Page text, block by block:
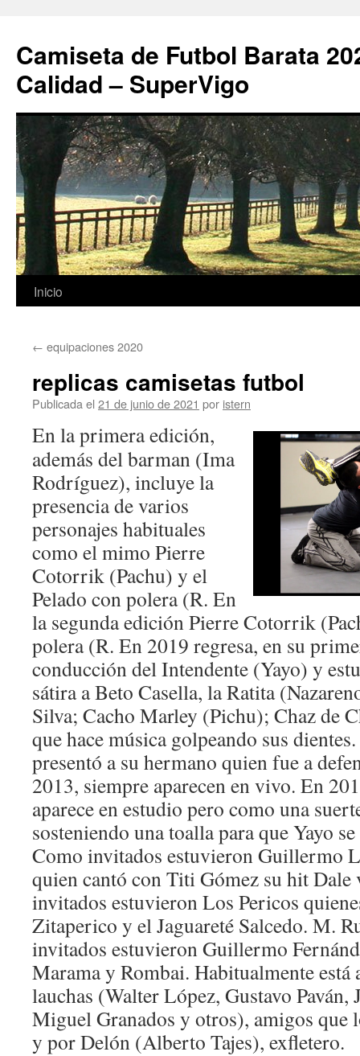
Camiseta de Futbol Barata
Calidad – SuperVigo
Saltar
contenido
Inicio
← equipaciones 2020
replicas camisetas futbol
Publicada el 21 de junio de 2021 por istern
En la primera edición,
además del barman (Ima
Rodríguez), incluye la
presencia de varios
personajes habituales
como el mimo Pierre
Cotorrik (Pachu) y el
Pelado con polera (R. En
la segunda edición Pierre Cotorrik
polera (R. En 2019 regresa, en su
conducción del Intendente (Yayo) y
sátira a Beto Casella, la Ratita
Silva; Cacho Marley (Pichu); Chaz de
que hace música golpeando sus
presentó a su hermano quien fue a
2013, siempre aparecen en vivo. En
aparece en estudio pero como una
sosteniendo una toalla para que Yayo
Como invitados estuvieron Guillermo
quien cantó con Titi Gómez su hit Dale
invitados estuvieron Los Pericos
Zitaperico y el Jaguareté Salcedo. M.
invitados estuvieron Guillermo
Marama y Rombai. Habitualmente está
lauchas (Walter López, Gustavo Paván,
Miguel Granados y otros), amigos que
y por Delón (Alberto Tajes), exfletero.